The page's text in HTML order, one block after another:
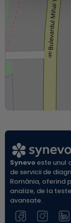
Synevoeste unul
de servicii de
România, oferind
analize, de la
avansate.